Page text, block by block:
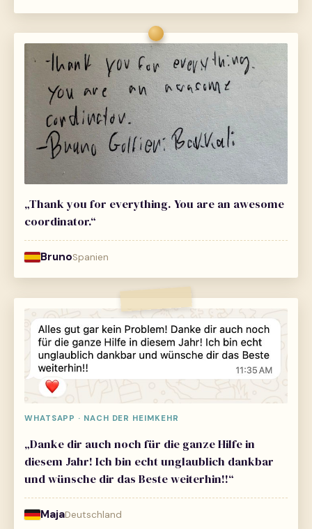
„Thank you for everything. You are an awesome
coordinator.“
BrunoSpanien
WHATSAPP · NACH DER HEIMKEHR
„Danke dir auch noch für die ganze Hilfe in
diesem Jahr! Ich bin echt unglaublich dankbar
und wünsche dir das Beste weiterhin!!“
MajaDeutschland